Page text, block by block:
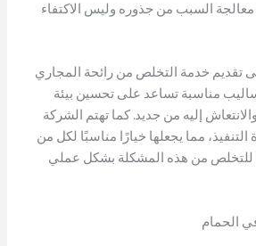
السبب من جذوره وليس الاكتفاء
تقديم خدمة التخلص من رائحة المجاري
مناسبة تساعد على تحسين بيئة
إليه من جديد. كما تهتم الشركة
مما يجعلها خيارًا مناسبًا لكل من
من هذه المشكلة بشكل عملي
الحمام